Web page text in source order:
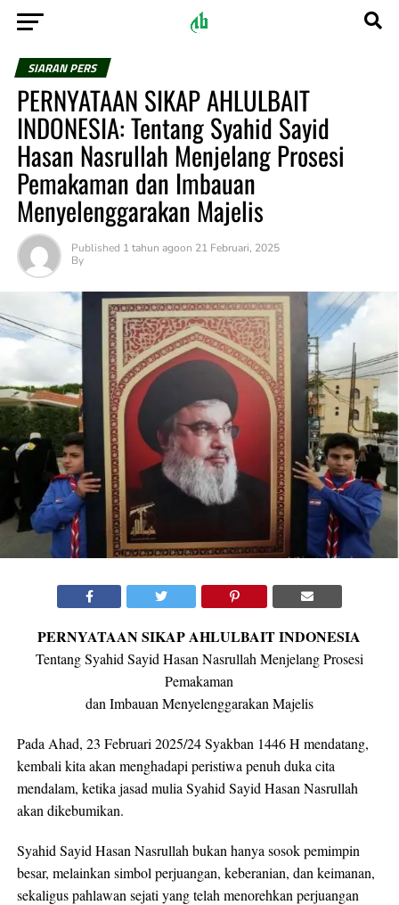
SIARAN PERS
PERNYATAAN SIKAP AHLULBAIT
INDONESIA: Tentang Syahid Sayid
Hasan Nasrullah Menjelang Prosesi
Pemakaman dan Imbauan
Menyelenggarakan Majelis
Published 1 tahun agoon 21 Februari, 2025
By
PERNYATAAN SIKAP AHLULBAIT INDONESIA
Tentang Syahid Sayid Hasan Nasrullah Menjelang Prosesi
Pemakaman
dan Imbauan Menyelenggarakan Majelis
Pada Ahad, 23 Februari 2025/24 Syakban 1446 H mendatang,
kembali kita akan menghadapi peristiwa penuh duka cita
mendalam, ketika jasad mulia Syahid Sayid Hasan Nasrullah
akan dikebumikan.
Syahid Sayid Hasan Nasrullah bukan hanya sosok pemimpin
besar, melainkan simbol perjuangan, keberanian, dan keimanan,
sekaligus pahlawan sejati yang telah menorehkan perjuangan